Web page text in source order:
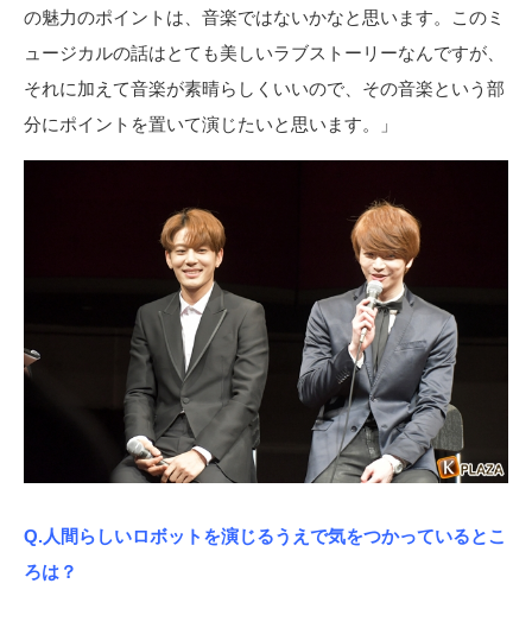
の魅力のポイントは、音楽ではないかなと思います。このミ
ュージカルの話はとても美しいラブストーリーなんですが、
それに加えて音楽が素晴らしくいいので、その音楽という部
分にポイントを置いて演じたいと思います。」
Q.人間らしいロボットを演じるうえで気をつかっているとこ
ろは？